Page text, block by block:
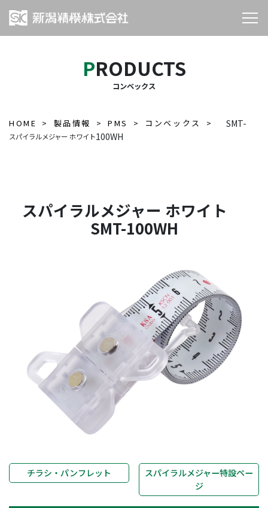
PRODUCTS
コンベックス
HOME 製品情報 PMS コンベックス
スパイラルメジャー ホワイト
SMT-
100WH
スパイラルメジャー ホワイト
SMT-100WH
チラシ・パンフレット
スパイラルメジャー特設ペー
ジ